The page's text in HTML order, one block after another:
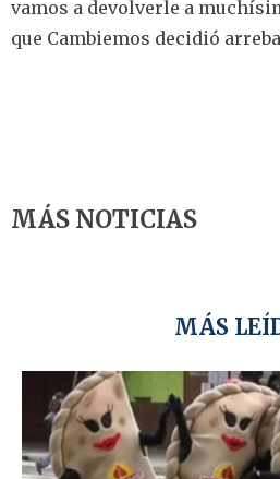
vamos a devolverle a
que Cambiemos decidió
MÁS NOTICIAS
MÁS